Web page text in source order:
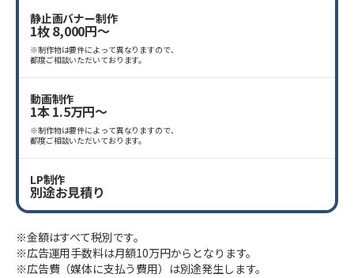
静止画バナー制作
1枚 8,000円〜
※制作物は要件によって異なりますので、
都度ご相談いただいております。
動画制作
1本 1.5万円〜
※制作物は要件によって異なりますので、
都度ご相談いただいております。
LP制作
別途お見積り
※金額はすべて税別です。
※広告運用手数料は月額10万円からとなります。
※広告費（媒体に支払う費用）は別途発生します。